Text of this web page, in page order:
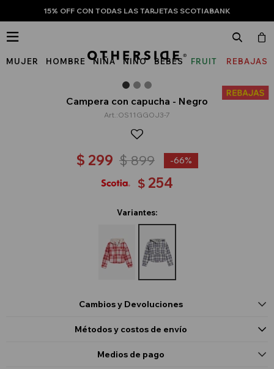
15% OFF CON TODAS LAS TARJETAS SCOTIABANK
MUJER HOMBRE NIÑA NIÑO BEBÉS
FRUIT
THE
REBAJAS

Campera con capucha - Negro
OS11GGOJ3-7
$ 299 $899 66
$ 254
Variantes:
Cambios y Devoluciones
Métodos y costos de envío
Medios de pago